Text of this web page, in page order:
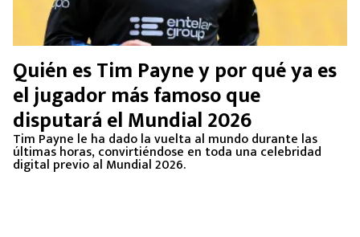
Quién es Tim Payne y por qué ya es
el jugador más famoso que
disputará el Mundial 2026
Tim Payne le ha dado la vuelta al mundo durante las
últimas horas, convirtiéndose en toda una celebridad
digital previo al Mundial 2026.